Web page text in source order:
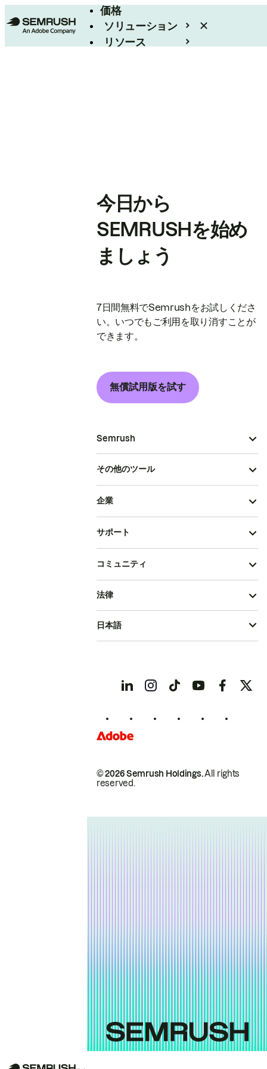
価格
ソリューション
リソース
今日から
SEMRUSHを始め
ましょう
7日間無料でSemrushをお試しくださ
い。いつでもご利用を取り消すことが
できます。
無償試用版を試す
Semrush
その他のツール
企業
サポート
コミュニティ
© 2026 Semrush Holdings.All rights
reserved.
法律
日本語